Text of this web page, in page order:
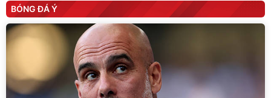
BÓNG ĐÁ Ý